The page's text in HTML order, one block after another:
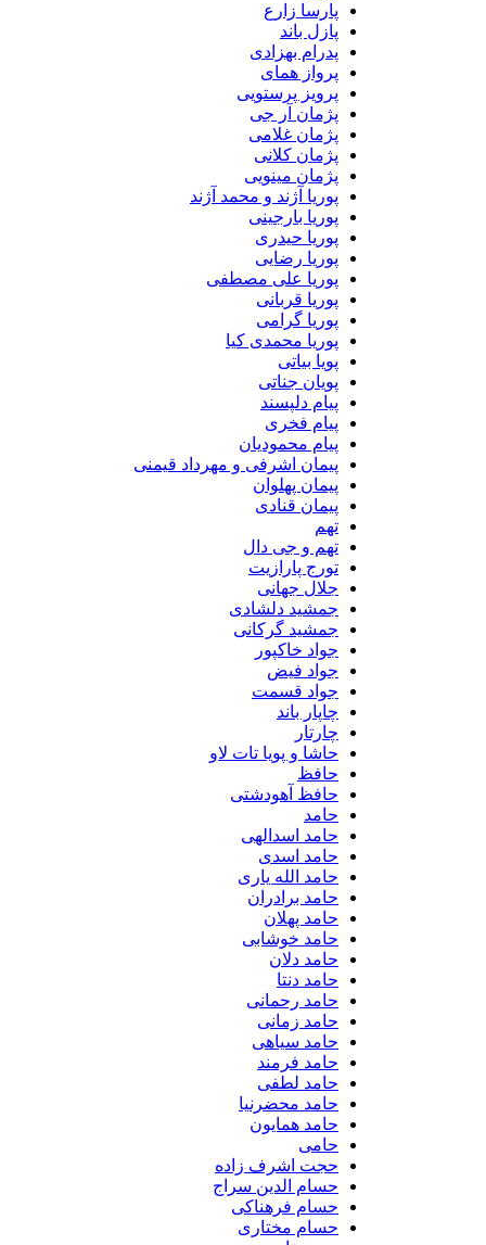
پارسا زارع
پازل باند
پدرام بهزادی
پرواز همای
پرویز پرستویی
پژمان آر جی
پژمان غلامی
پژمان کلانی
پژمان مینویی
پوریا آژند و محمد آژند
پوریا بارجینی
پوریا حیدری
پوریا رضایی
پوریا علی مصطفی
پوریا قربانی
پوریا گرامی
پوریا محمدی کیا
پویا بیاتی
پویان جناتی
پیام دلپسند
پیام فخری
پیام محمودیان
پیمان اشرفی و مهرداد قیمنی
پیمان پهلوان
پیمان قنادی
تهم و جی دال
تورج پارازیت
جلال جهانی
جمشید دلشادی
جمشید گرکانی
جواد خاکپور
جواد فیض
جواد قسمت
چاپار باند
حاشا و پویا تات لاو
حافظ آهودشتی
حامد اسدالهی
حامد اسدی
حامد الله یاری
حامد برادران
حامد پهلان
حامد خوشابی
حامد دلان
حامد دنتا
حامد رحمانی
حامد زمانی
حامد سیاهی
حامد فرمند
حامد لطفی
حامد محضرنیا
حامد همایون
حجت اشرف زاده
حسام الدین سراج
حسام فرهناکی
حسام مختاری